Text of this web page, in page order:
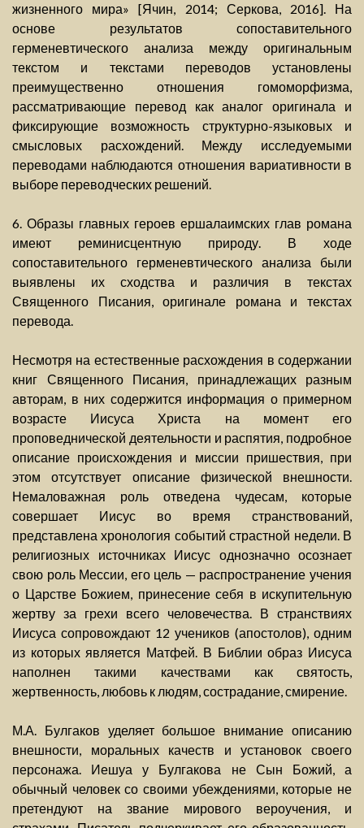
жизненного мира» [Ячин, 2014; Серкова, 2016]. На
основе результатов сопоставительного
герменевтического анализа между оригинальным
текстом и текстами переводов установлены
преимущественно отношения гомоморфизма,
рассматривающие перевод как аналог оригинала и
фиксирующие возможность структурно-языковых и
смысловых расхождений. Между исследуемыми
переводами наблюдаются отношения вариативности в
выборе переводческих решений.
6. Образы главных героев ершалаимских глав романа
имеют реминисцентную природу. В ходе
сопоставительного герменевтического анализа были
выявлены их сходства и различия в текстах
Священного Писания, оригинале романа и текстах
перевода.
Несмотря на естественные расхождения в содержании
книг Священного Писания, принадлежащих разным
авторам, в них содержится информация о примерном
возрасте Иисуса Христа на момент его
проповеднической деятельности и распятия, подробное
описание происхождения и миссии пришествия, при
этом отсутствует описание физической внешности.
Немаловажная роль отведена чудесам, которые
совершает Иисус во время странствований,
представлена хронология событий страстной недели. В
религиозных источниках Иисус однозначно осознает
свою роль Мессии, его цель — распространение учения
о Царстве Божием, принесение себя в искупительную
жертву за грехи всего человечества. В странствиях
Иисуса сопровождают 12 учеников (апостолов), одним
из которых является Матфей. В Библии образ Иисуса
наполнен такими качествами как святость,
жертвенность, любовь к людям, сострадание, смирение.
М.А. Булгаков уделяет большое внимание описанию
внешности, моральных качеств и установок своего
персонажа. Иешуа у Булгакова не Сын Божий, а
обычный человек со своими убеждениями, которые не
претендуют на звание мирового вероучения, и